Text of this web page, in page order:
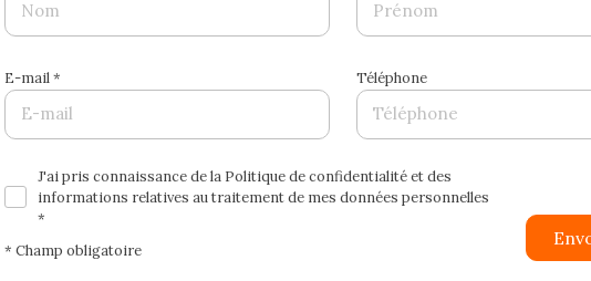
E-mail * Téléphone
J'ai pris connaissance de la Politique de confidentialité et des
informations relatives au traitement de mes données personnelles
*
* Champ obligatoire